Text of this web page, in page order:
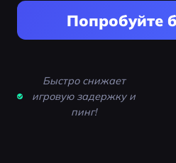
Попробуйте
Быстро снижает
игровую задержку и
пинг!